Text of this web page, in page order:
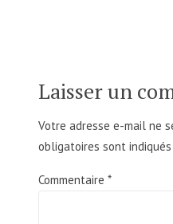
Laisser un
Votre adresse e-mail ne
obligatoires sont indiqués
Commentaire *